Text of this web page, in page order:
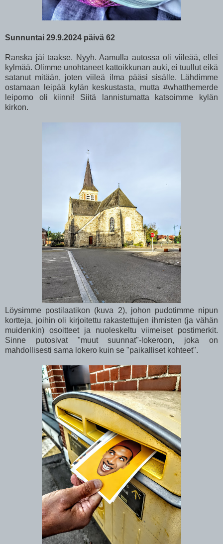
Sunnuntai 29.9.2024 päivä 62
Ranska jäi taakse. Nyyh. Aamulla autossa oli viileää, ellei
kylmää. Olimme unohtaneet kattoikkunan auki, ei tuullut eikä
satanut mitään, joten viileä ilma pääsi sisälle. Lähdimme
ostamaan leipää kylän keskustasta, mutta #whatthemerde
leipomo oli kiinni! Siitä lannistumatta katsoimme kylän
kirkon.
Löysimme postilaatikon (kuva 2), johon pudotimme nipun
kortteja, joihin oli kirjoitettu rakastettujen ihmisten (ja vähän
muidenkin) osoitteet ja nuoleskeltu viimeiset postimerkit.
Sinne putosivat "muut suunnat"-lokeroon, joka on
mahdollisesti sama lokero kuin se "paikalliset kohteet".